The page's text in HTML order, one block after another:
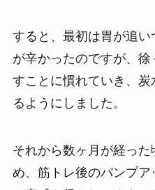
すると、最初は胃が追
が辛かったのですが、
すことに慣れていき、
るようにしました。
それから数ヶ月が経っ
め、筋トレ後のパンプ